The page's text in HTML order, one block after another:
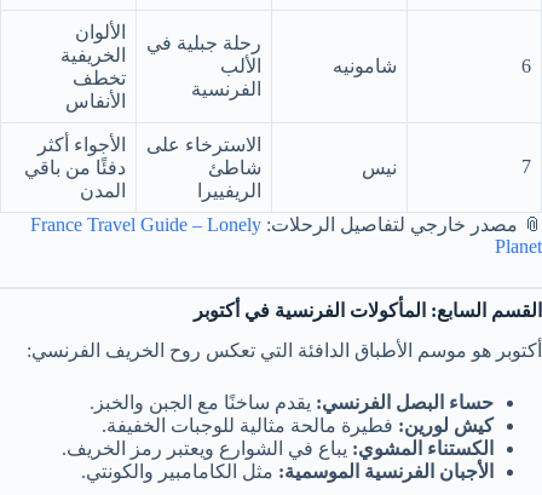
6 شامونيه
رحلة جبلية في
الألب
الفرنسية
الألوان
الخريفية
تخطف
الأنفاس
7 نيس
الاسترخاء على
شاطئ
الريفييرا
الأجواء أكثر
دفئًا من باقي
المدن
📎 مصدر خارجي لتفاصيل الرحلات: France Travel Guide – Lonely
Planet
القسم السابع: المأكولات الفرنسية في أكتوبر
أكتوبر هو موسم الأطباق الدافئة التي تعكس روح الخريف الفرنسي:
حساء البصل الفرنسي: يقدم ساخنًا مع الجبن والخبز.
كيش لورين: فطيرة مالحة مثالية للوجبات الخفيفة.
الكستناء المشوي: يباع في الشوارع ويعتبر رمز الخريف.
الأجبان الفرنسية الموسمية: مثل الكامامبير والكونتي.